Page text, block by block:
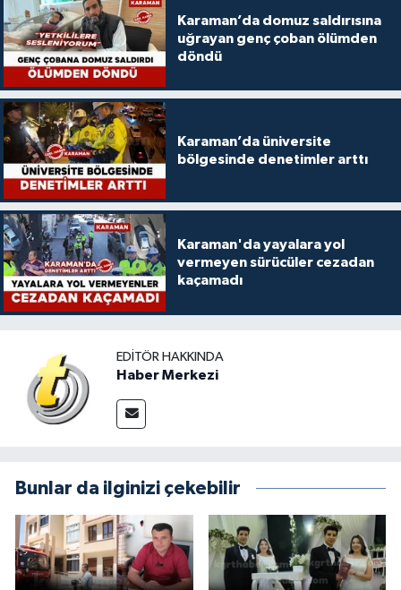
Karaman’da domuz saldırısına
uğrayan genç çoban ölümden
döndü
Karaman’da üniversite
bölgesinde denetimler arttı
Karaman'da yayalara yol
vermeyen sürücüler cezadan
kaçamadı
EDITÖR HAKKINDA
Haber Merkezi
Bunlar da ilginizi çekebilir